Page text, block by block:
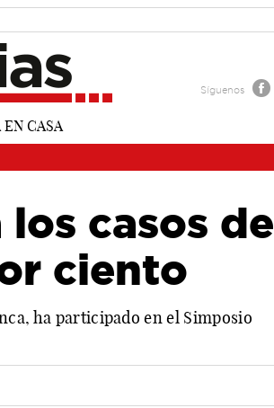
Síguenos
casos de
ciento
ha participado en el Simposio